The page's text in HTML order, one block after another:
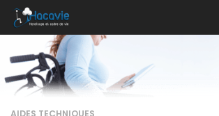
Au dessous du contenu